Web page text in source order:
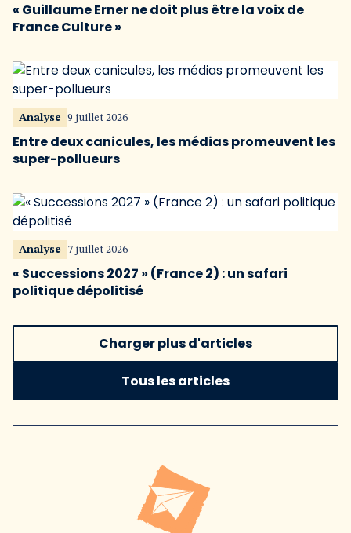
« Guillaume Erner ne doit plus être la voix de
France Culture »
Analyse 9 juillet 2026
Entre deux canicules, les médias promeuvent les
super-pollueurs
Analyse 7 juillet 2026
« Successions 2027 » (France 2) : un safari
politique dépolitisé
Charger plus d'articles
Tous les articles